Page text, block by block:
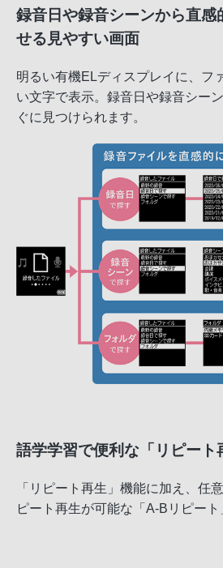
録音日や録音シーンから直感
せる見やすい画面
明るい有機ELディスプレイに、フ
い文字で表示。録音日や録音シー
ぐに見つけられます。
語学学習で便利な「リピート
「リピート再生」機能に加え、任
ピート再生が可能な「A-Bリピート